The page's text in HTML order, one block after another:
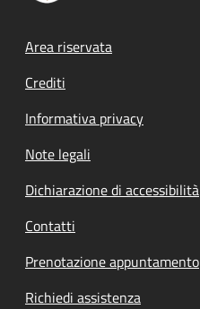
Footer menu
Area riservata
Crediti
Informativa privacy
Note legali
Dichiarazione di accessibilità
Contatti
Prenotazione appuntamento
Richiedi assistenza